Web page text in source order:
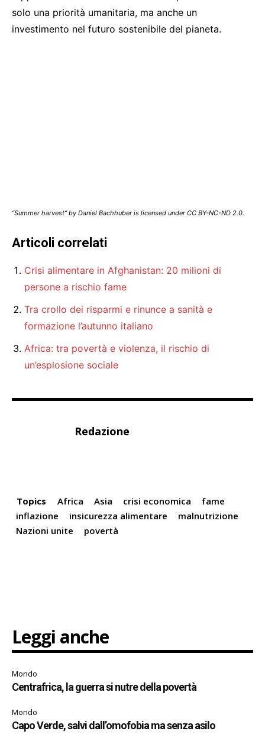
solo una priorità umanitaria, ma anche un
investimento nel futuro sostenibile del pianeta.
“Summer harvest” by Daniel Bachhuber is licensed under CC BY-NC-ND 2.0.
Articoli correlati
Crisi alimentare in Afghanistan: 20 milioni di
persone a rischio fame
Tra crollo dei risparmi e rinunce a sanità e
formazione l’autunno italiano
Africa: tra povertà e violenza, il rischio di
un’esplosione sociale
Redazione
Topics Africa Asia crisi economica
fame
inflazione
insicurezza alimentare
malnutrizione
Nazioni unite
povertà
Leggi anche
Mondo
Centrafrica, la guerra si nutre della povertà
Mondo
Capo Verde, salvi dall’omofobia ma senza asilo